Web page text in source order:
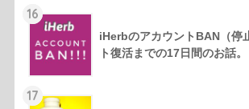
16
iHerbのアカウントBAN（停
ト復活までの17日間のお話。
17